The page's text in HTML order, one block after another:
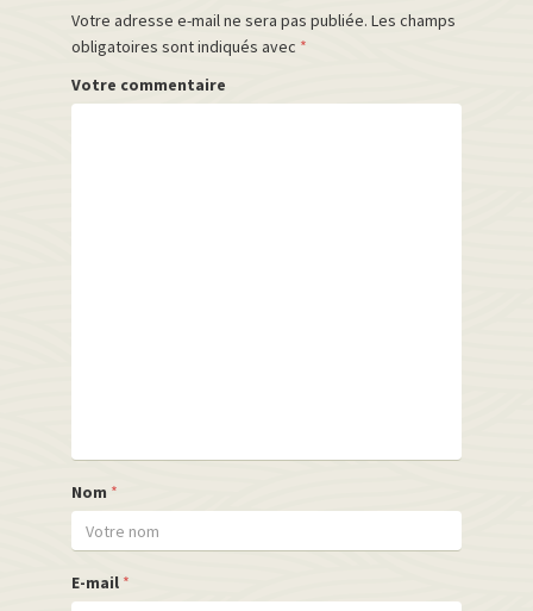
Votre adresse e-mail ne sera pas publiée. Les champs
obligatoires sont indiqués avec *
Votre commentaire
Nom *
E-mail *